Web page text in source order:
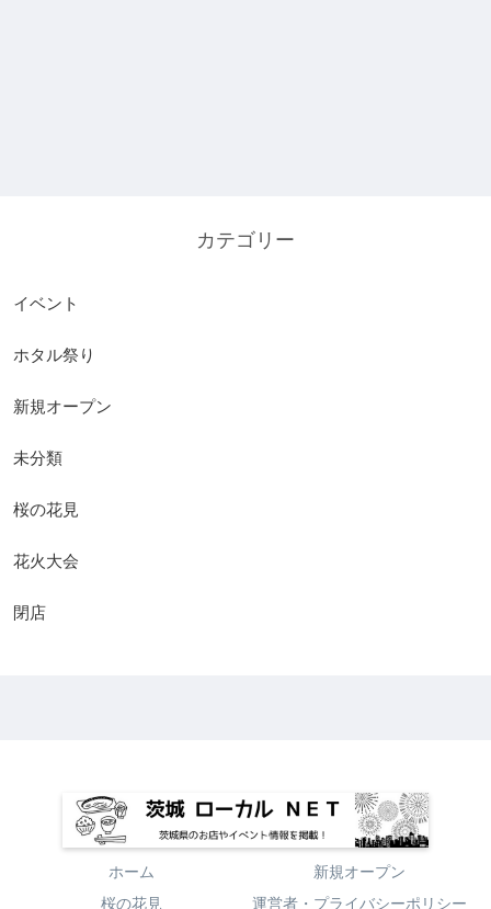
カテゴリー
イベント
ホタル祭り
新規オープン
未分類
桜の花見
花火大会
閉店
ホーム
新規オープン
桜の花見
運営者・プライバシーポリシー